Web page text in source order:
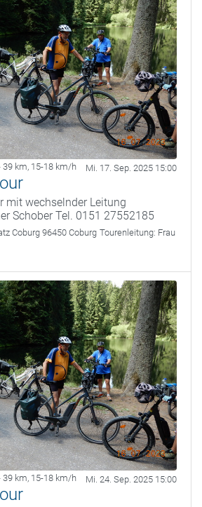
39 km, 15-18 km/h Mi. 17. Sep. 2025 15:00
mit wechselnder Leitung
Schober Tel. 0151 27552185
Coburg 96450 Coburg Tourenleitung: Frau
39 km, 15-18 km/h Mi. 24. Sep. 2025 15:00